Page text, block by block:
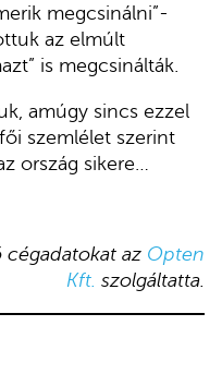
megcsinálni”-
az elmúlt
is megcsinálták.
amúgy sincs ezzel
szemlélet szerint
ország sikere…
cégadatokat az Opten
Kft. szolgáltatta.